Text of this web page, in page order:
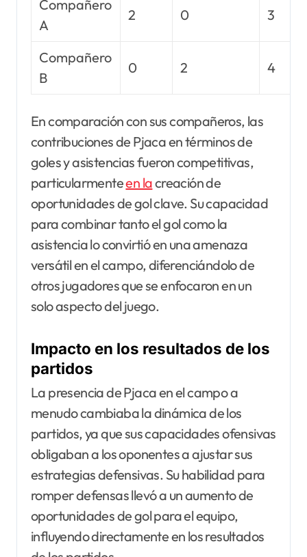
Compañero
A
2 0 3
Compañero
B
0 2 4
En comparación con sus compañeros, las
contribuciones de Pjaca en términos de
goles y asistencias fueron competitivas,
particularmenteen lacreación de
oportunidades de gol clave. Su capacidad
para combinar tanto el gol como la
asistencia lo convirtió en una amenaza
versátil en el campo, diferenciándolo de
otros jugadores que se enfocaron en un
solo aspecto del juego.
Impacto en los resultados de los
partidos
La presencia de Pjaca en el campo a
menudo cambiaba la dinámica de los
partidos, ya que sus capacidades ofensivas
obligaban a los oponentes a ajustar sus
estrategias defensivas. Su habilidad para
romper defensas llevó a un aumento de
oportunidades de gol para el equipo,
influyendo directamente en los resultados